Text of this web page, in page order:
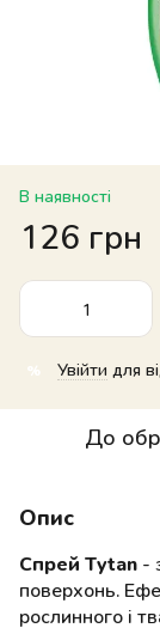
В наявності
126 грн
% Увійти для
До
Опис
Спрей Tytan -
поверхонь.
рослинного і